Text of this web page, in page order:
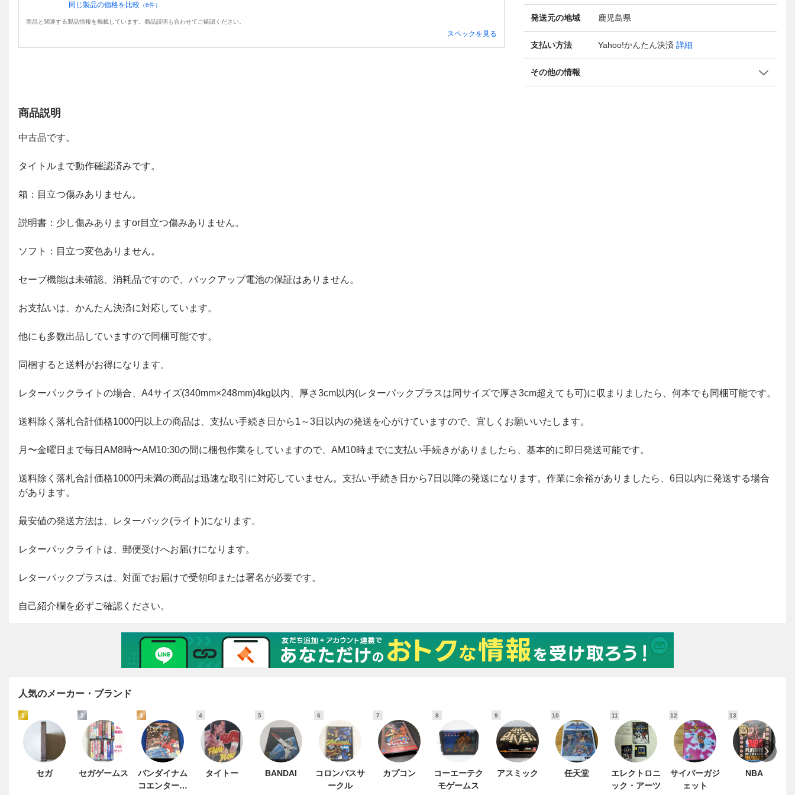
同じ製品の価格を比較 （6件）
商品と関連する製品情報を掲載しています。商品説明も合わせてご確認ください。
スペックを見る
発送元の地域 鹿児島県
支払い方法 Yahoo!かんたん決済 詳細
その他の情報
商品説明
人気のメーカー・ブランド
1
セガ
2
セガゲームス
3
バンダイナム
コエンターテ
4
タイトー
5
BANDAI
6
コロンバスサ
ークル
7
カプコン
8
コーエーテク
モゲームス
9
アスミック
10
任天堂
11
エレクトロニ
ック・アーツ
12
サイバーガジ
ェット
13
NBA